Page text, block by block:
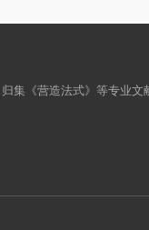
集《营造法式》等专业文